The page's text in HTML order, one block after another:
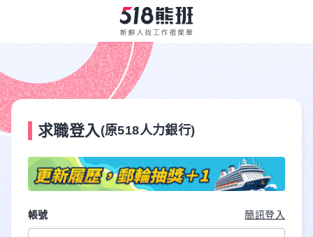
求職登入 (原518人力銀行)
帳號 簡訊登入